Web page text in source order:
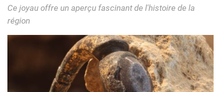
Ce joyau offre un aperçu fascinant de l'histoire de la
région